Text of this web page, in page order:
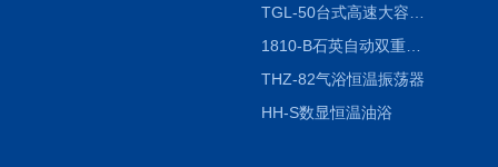
1810-B石英自动双重纯水蒸馏水器
THZ-82气浴恒温振荡器
HH-S数显恒温油浴